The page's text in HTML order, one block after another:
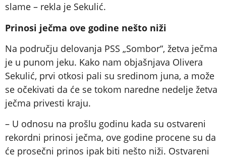
slame – rekla je Sekulić.
Prinosi ječma ove godine nešto niži
Na području delovanja PSS „Sombor“, žetva ječma
je u punom jeku. Kako nam objašnjava Olivera
Sekulić, prvi otkosi pali su sredinom juna, a može
se očekivati da će se tokom naredne nedelje žetva
ječma privesti kraju.
– U odnosu na prošlu godinu kada su ostvareni
rekordni prinosi ječma, ove godine procene su da
će prosečni prinos ipak biti nešto niži. Ostvareni